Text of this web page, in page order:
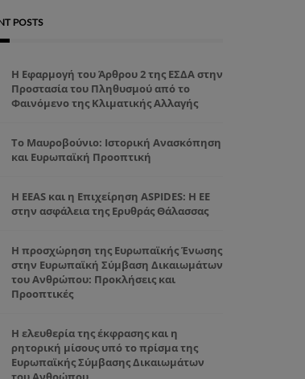
POSTS
Η Εφαρμογή του Άρθρου 2 της ΕΣΔΑ στην
Προστασία του Πληθυσμού από το
Φαινόμενο της Κλιματικής Αλλαγής
Το Μαυροβούνιο: Ιστορική Ανασκόπηση
και Ευρωπαϊκή Προοπτική
Η EEAS και η Επιχείρηση ASPIDES: Η ΕΕ
στην ασφάλεια της Ερυθράς Θάλασσας
Η προσχώρηση της Ευρωπαϊκής Ένωσης
στην Ευρωπαϊκή Σύμβαση Δικαιωμάτων
του Ανθρώπου: Προκλήσεις και
Προοπτικές
Η ελευθερία της έκφρασης και η
ρητορική μίσους υπό το πρίσμα της
Ευρωπαϊκής Σύμβασης Δικαιωμάτων